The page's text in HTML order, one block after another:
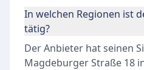
In welchen Regionen ist
tätig?
Der Anbieter hat seinen
Magdeburger Straße 18